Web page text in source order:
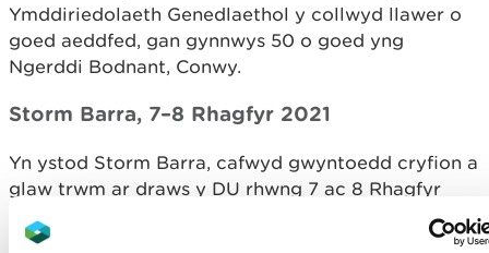
Ymddiriedolaeth Genedlaethol y collwyd llawer o
goed aeddfed, gan gynnwys 50 o goed yng
Ngerddi Bodnant, Conwy.
Storm Barra, 7–8 Rhagfyr 2021
Yn ystod Storm Barra, cafwyd gwyntoedd cryfion a
glaw trwm ar draws y DU rhwng 7 ac 8 Rhagfyr
2021. Cofnodwyd gwyntoedd o 69 i 81mya mewn
lleoliadau arfordirol agored a chofnodwyd yr